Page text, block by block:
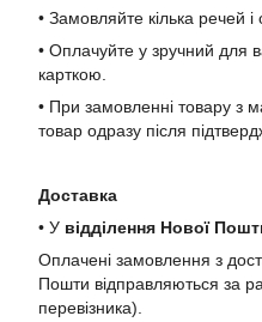
• Замовляйте кілька речей
• Оплачуйте у зручний для
карткою.
• При замовленні товару з
товар одразу після
Доставка
• У відділення Нової
Оплачені замовлення з
Пошти відправляються за
перевізника).